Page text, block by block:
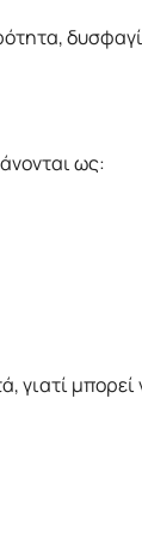
ως:
γιατί μπορεί